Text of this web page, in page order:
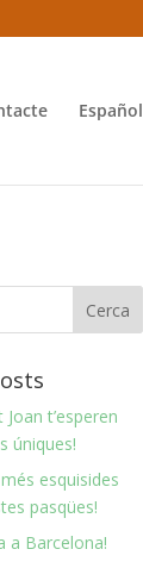
Español
t’esperen
úniques!
esquisides
pasqües!
a Barcelona!